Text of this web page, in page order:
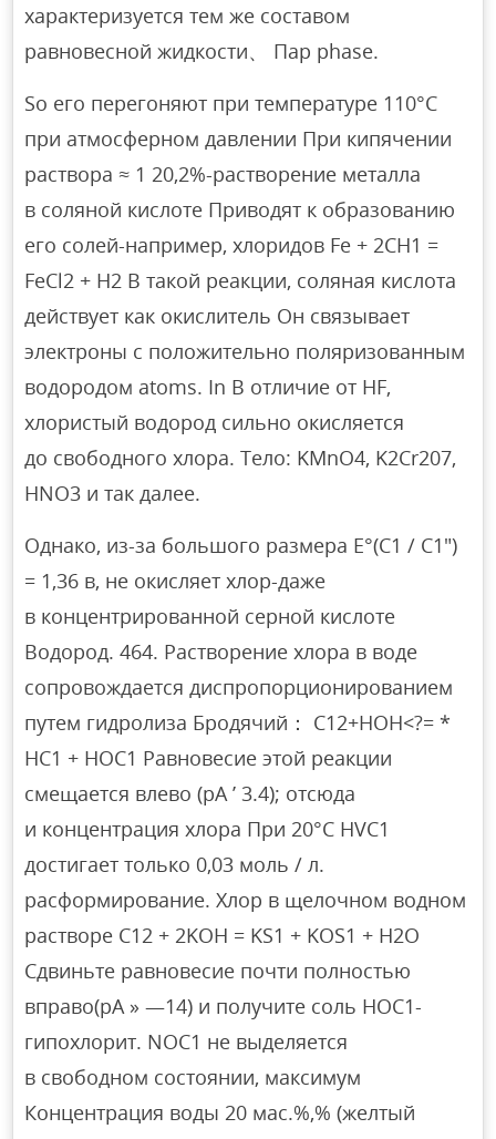
характеризуется тем же составом
равновесной жидкости、 Пар phase.
So его перегоняют при температуре 110°C
при атмосферном давлении При кипячении
раствора ≈ 1 20,2%-растворение металла
в соляной кислоте Приводят к образованию
его солей-например, хлоридов Fe + 2CH1 =
FeCl2 + H2 В такой реакции, соляная кислота
действует как окислитель Он связывает
электроны с положительно поляризованным
водородом atoms. In В отличие от HF,
хлористый водород сильно окисляется
до свободного хлора. Тело: KMnO4, K2Cr207,
HNO3 и так далее.
Однако, из-за большого размера E°(C1 / C1″)
= 1,36 в, не окисляет хлор-даже
в концентрированной серной кислоте
Водород. 464. Растворение хлора в воде
сопровождается диспропорционированием
путем гидролиза Бродячий： С12+НОН<?= *
НС1 + НОС1 Равновесие этой реакции
смещается влево (pA ’ 3.4); отсюда
и концентрация хлора При 20°C HVC1
достигает только 0,03 моль / л.
расформирование. Хлор в щелочном водном
растворе C12 + 2KOH = KS1 + KOS1 + H2O
Сдвиньте равновесие почти полностью
вправо(pA » —14) и получите соль HOC1-
гипохлорит. NOC1 не выделяется
в свободном состоянии, максимум
Концентрация воды 20 мас.%,% (желтый